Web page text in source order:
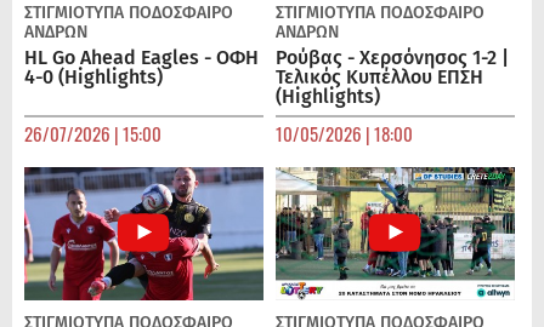
ΣΤΙΓΜΙΟΤΥΠΑ ΠΟΔΌΣΦΑΙΡΟ
ΑΝΔΡΏΝ
HL Go Ahead Eagles - ΟΦΗ
4-0 (Highlights)
26/07/2026 | 15:00
ΣΤΙΓΜΙΟΤΥΠΑ ΠΟΔΌΣΦΑΙΡΟ
ΑΝΔΡΏΝ
Ρούβας - Χερσόνησος 1-2 |
Τελικός Κυπέλλου ΕΠΣΗ
(Highlights)
10/05/2026 | 18:00